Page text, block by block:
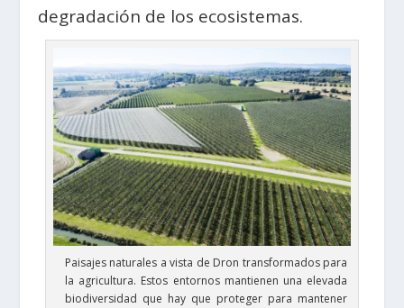
degradación de los ecosistemas.
Paisajes naturales a vista de Dron transformados para
la agricultura. Estos entornos mantienen una elevada
biodiversidad que hay que proteger para mantener